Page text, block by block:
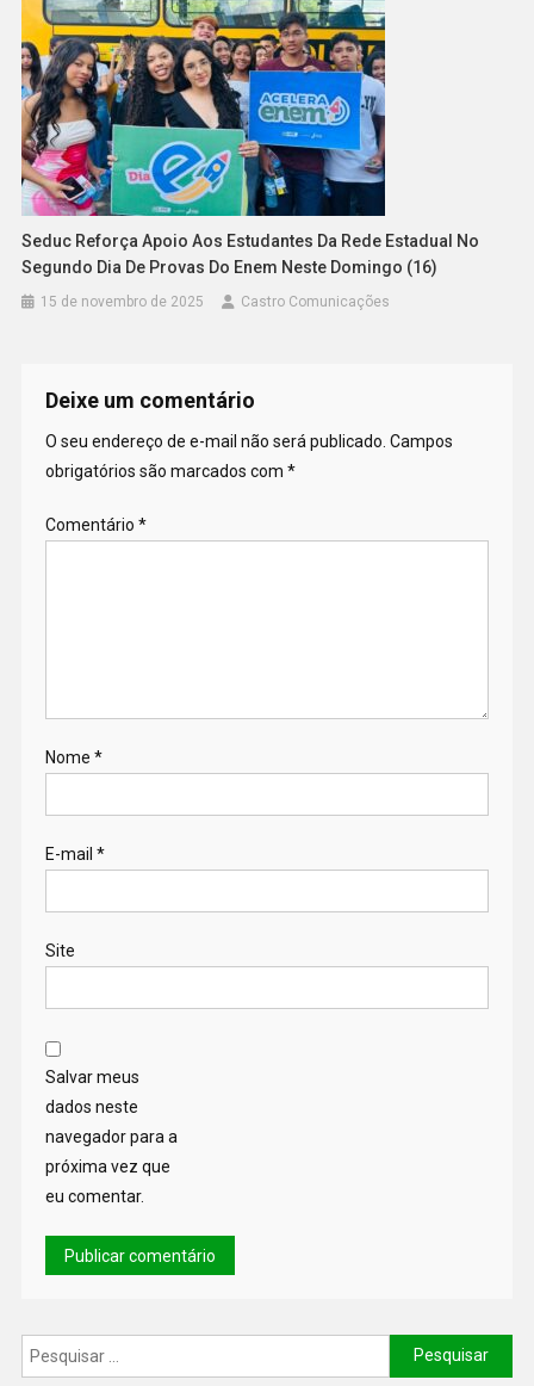
Seduc Reforça Apoio Aos Estudantes Da Rede Estadual No
Segundo Dia De Provas Do Enem Neste Domingo (16)
15 de novembro de 2025 Castro Comunicações
Deixe um comentário
O seu endereço de e-mail não será publicado. Campos
obrigatórios são marcados com *
Comentário *
Nome *
E-mail *
Site
Salvar meus
dados neste
navegador para a
próxima vez que
eu comentar.